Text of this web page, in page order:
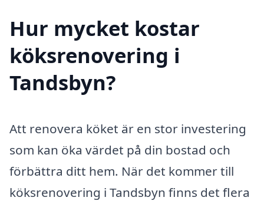
Hur mycket kostar
köksrenovering i
Tandsbyn?
Att renovera köket är en stor investering
som kan öka värdet på din bostad och
förbättra ditt hem. När det kommer till
köksrenovering i Tandsbyn finns det flera